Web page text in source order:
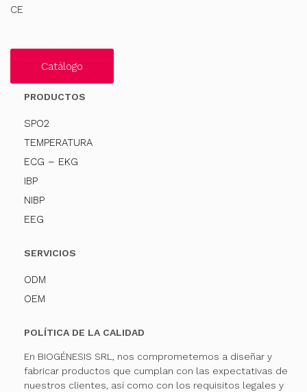
CE
Catálogo
PRODUCTOS
SPO2
TEMPERATURA
ECG – EKG
IBP
NIBP
EEG
SERVICIOS
ODM
OEM
POLÍTICA DE LA CALIDAD
En BIOGÉNESIS SRL, nos comprometemos a diseñar y
fabricar productos que cumplan con las expectativas de
nuestros clientes, así como con los requisitos legales y